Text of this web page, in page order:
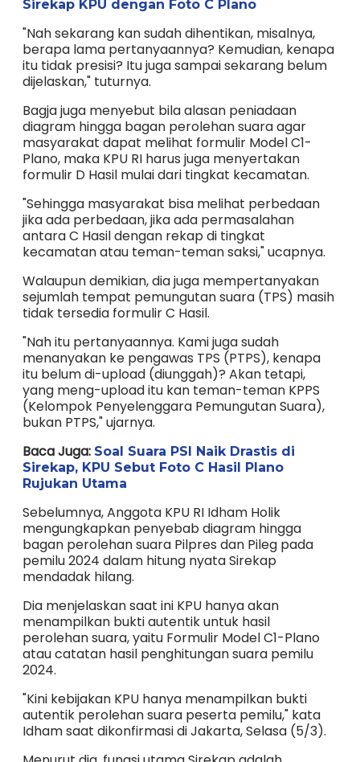
Sirekap KPU dengan Foto C Plano
"Nah sekarang kan sudah dihentikan, misalnya,
berapa lama pertanyaannya? Kemudian, kenapa
itu tidak presisi? Itu juga sampai sekarang belum
dijelaskan," tuturnya.
Bagja juga menyebut bila alasan peniadaan
diagram hingga bagan perolehan suara agar
masyarakat dapat melihat formulir Model C1-
Plano, maka KPU RI harus juga menyertakan
formulir D Hasil mulai dari tingkat kecamatan.
"Sehingga masyarakat bisa melihat perbedaan
jika ada perbedaan, jika ada permasalahan
antara C Hasil dengan rekap di tingkat
kecamatan atau teman-teman saksi," ucapnya.
Walaupun demikian, dia juga mempertanyakan
sejumlah tempat pemungutan suara (TPS) masih
tidak tersedia formulir C Hasil.
"Nah itu pertanyaannya. Kami juga sudah
menanyakan ke pengawas TPS (PTPS), kenapa
itu belum di-upload (diunggah)? Akan tetapi,
yang meng-upload itu kan teman-teman KPPS
(Kelompok Penyelenggara Pemungutan Suara),
bukan PTPS," ujarnya.
Baca Juga: Soal Suara PSI Naik Drastis di
Sirekap, KPU Sebut Foto C Hasil Plano
Rujukan Utama
Sebelumnya, Anggota KPU RI Idham Holik
mengungkapkan penyebab diagram hingga
bagan perolehan suara Pilpres dan Pileg pada
pemilu 2024 dalam hitung nyata Sirekap
mendadak hilang.
Dia menjelaskan saat ini KPU hanya akan
menampilkan bukti autentik untuk hasil
perolehan suara, yaitu Formulir Model C1-Plano
atau catatan hasil penghitungan suara pemilu
2024.
"Kini kebijakan KPU hanya menampilkan bukti
autentik perolehan suara peserta pemilu," kata
Idham saat dikonfirmasi di Jakarta, Selasa (5/3).